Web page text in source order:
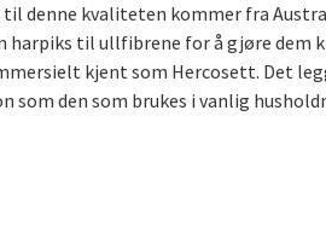
denne kvaliteten kommer fra
til ullfibrene for å gjøre dem
kjent som Hercosett. Det
den som brukes i vanlig